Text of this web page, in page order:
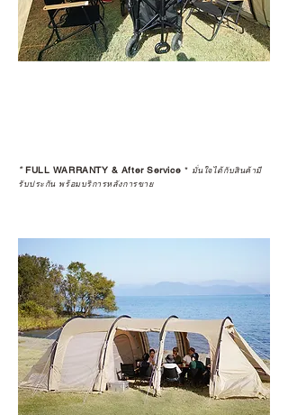
*FULL WARRANTY & After Service * มั่นใจได้กับสินค้ามี
รับประกัน พร้อมบริการหลังการขาย